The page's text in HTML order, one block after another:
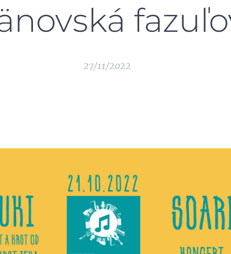
27/11/2022